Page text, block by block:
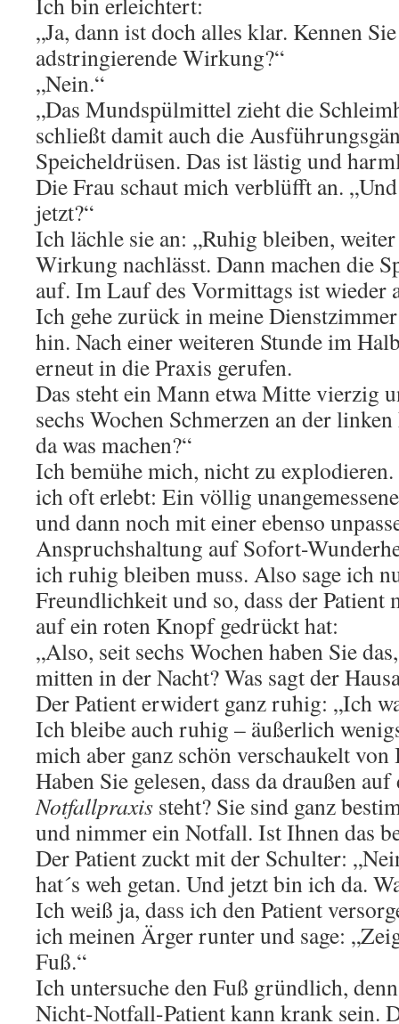
„Ja, dann ist doch alles klar. Kennen
adstringierende Wirkung?“
„Nein.“
„Das Mundspülmittel zieht die
schließt damit auch die
Speicheldrüsen. Das ist lästig und
Die Frau schaut mich verblüfft an.
jetzt?“
Ich lächle sie an: „Ruhig bleiben,
Wirkung nachlässt. Dann machen die
auf. Im Lauf des Vormittags ist wieder
Ich gehe zurück in meine
hin. Nach einer weiteren Stunde im
erneut in die Praxis gerufen.
Das steht ein Mann etwa Mitte vierzig
sechs Wochen Schmerzen an der
da was machen?“
Ich bemühe mich, nicht zu
ich oft erlebt: Ein völlig
und dann noch mit einer ebenso
Anspruchshaltung auf Sofort-
ich ruhig bleiben muss. Also sage ich
Freundlichkeit und so, dass der
auf ein roten Knopf gedrückt hat:
„Also, seit sechs Wochen haben Sie
mitten in der Nacht? Was sagt der
Der Patient erwidert ganz ruhig: „Ich
Ich bleibe auch ruhig – äußerlich
mich aber ganz schön verschaukelt
Haben Sie gelesen, dass da draußen
Notfallpraxis steht? Sie sind ganz
und nimmer ein Notfall. Ist Ihnen das
Der Patient zuckt mit der Schulter:
hat´s weh getan. Und jetzt bin ich da.
Ich weiß ja, dass ich den Patient
ich meinen Ärger runter und sage:
Fuß.“
Ich untersuche den Fuß gründlich,
Nicht-Notfall-Patient kann krank sein.